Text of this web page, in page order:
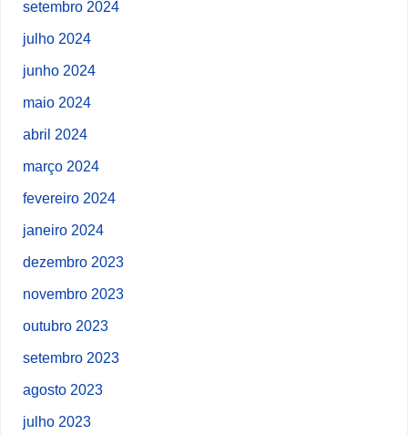
setembro 2024
julho 2024
junho 2024
maio 2024
abril 2024
março 2024
fevereiro 2024
janeiro 2024
dezembro 2023
novembro 2023
outubro 2023
setembro 2023
agosto 2023
julho 2023